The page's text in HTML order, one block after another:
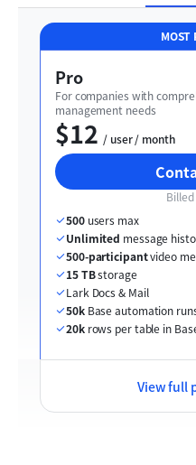
MOST
Pro
For companies with
management needs
$12
  / user / month
500 users max
Unlimited message
500-participant video
15 TB storage
Lark Docs & Mail
50k Base automation
20k rows per table in
View full